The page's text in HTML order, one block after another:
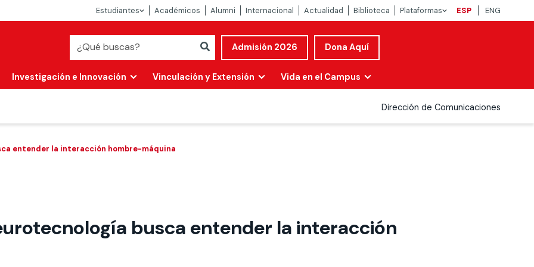
Estudiantes Académicos Alumni Internacional Actualidad Biblioteca Plataformas ESP ENG
Admisión 2026 Dona Aquí
Investigación e Innovación Vinculación y Extensión Vida en el Campus
Dirección de Comunicaciones
entender la interacción hombre-máquina
busca entender la interacción